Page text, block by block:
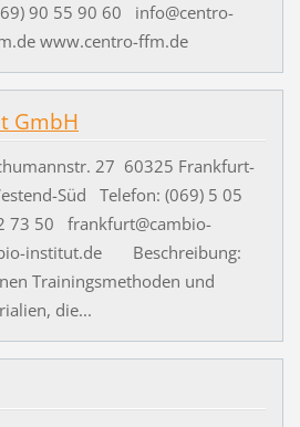
90 55 90 60 info@centro-
www.centro-ffm.de
GmbH
27 60325 Frankfurt-
Süd Telefon: (069) 5 05
73 50 frankfurt@cambio-
institut.de Beschreibung:
Trainingsmethoden und
die...